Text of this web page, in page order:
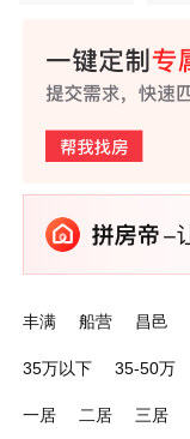
丰满 船营 昌邑
35万以下 35-50万
一居
二居 三居